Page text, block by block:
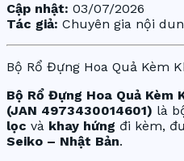
Cập nhật: 03/07/2026
Tác giả: Chuyên gia nội
Bộ Rổ Đựng Hoa Quả Kèm
Bộ Rổ Đựng Hoa Quả Kèm
(JAN 4973430014601) là
lọc và khay hứng đi kèm,
Seiko – Nhật Bản.